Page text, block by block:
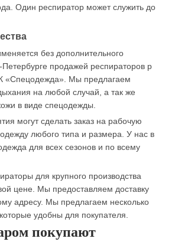
Один респиратор может служить до
без дополнительного
продажей респираторов р
«Спецодежда». Мы предлагаем
на любой случай, а так же
в виде спецодежды.
могут сделать заказ на рабочую
любого типа и размера. У нас в
для всех сезонов и по всему
для крупного производства
цене. Мы предоставляем доставку
адресу. Мы предлагаем несколько
удобны для покупателя.
покупают